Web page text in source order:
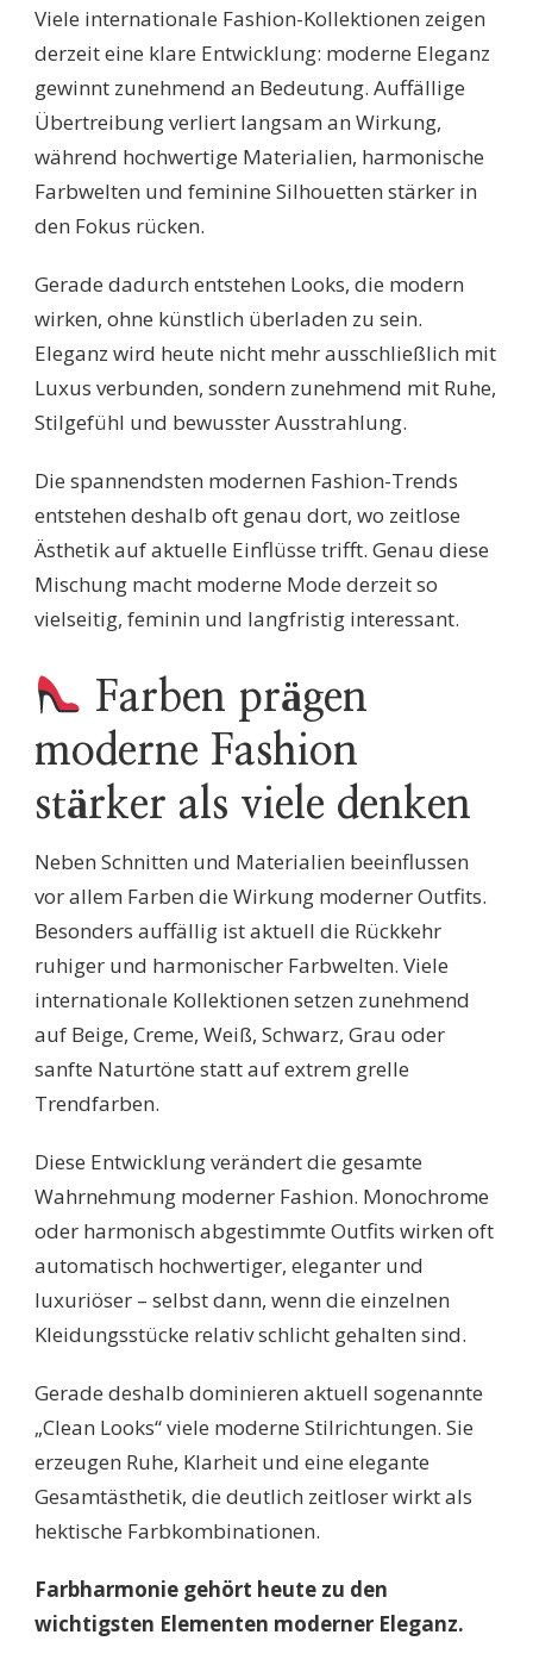
Viele internationale Fashion-Kollektionen zeigen
derzeit eine klare Entwicklung: moderne Eleganz
gewinnt zunehmend an Bedeutung. Auffällige
Übertreibung verliert langsam an Wirkung,
während hochwertige Materialien, harmonische
Farbwelten und feminine Silhouetten stärker in
den Fokus rücken.
Gerade dadurch entstehen Looks, die modern
wirken, ohne künstlich überladen zu sein.
Eleganz wird heute nicht mehr ausschließlich mit
Luxus verbunden, sondern zunehmend mit Ruhe,
Stilgefühl und bewusster Ausstrahlung.
Die spannendsten modernen Fashion-Trends
entstehen deshalb oft genau dort, wo zeitlose
Ästhetik auf aktuelle Einflüsse trifft. Genau diese
Mischung macht moderne Mode derzeit so
vielseitig, feminin und langfristig interessant.
Farben prägen
moderne Fashion
stärker als viele denken
Neben Schnitten und Materialien beeinflussen
vor allem Farben die Wirkung moderner Outfits.
Besonders auffällig ist aktuell die Rückkehr
ruhiger und harmonischer Farbwelten. Viele
internationale Kollektionen setzen zunehmend
auf Beige, Creme, Weiß, Schwarz, Grau oder
sanfte Naturtöne statt auf extrem grelle
Trendfarben.
Diese Entwicklung verändert die gesamte
Wahrnehmung moderner Fashion. Monochrome
oder harmonisch abgestimmte Outfits wirken oft
automatisch hochwertiger, eleganter und
luxuriöser – selbst dann, wenn die einzelnen
Kleidungsstücke relativ schlicht gehalten sind.
Gerade deshalb dominieren aktuell sogenannte
„Clean Looks“ viele moderne Stilrichtungen. Sie
erzeugen Ruhe, Klarheit und eine elegante
Gesamtästhetik, die deutlich zeitloser wirkt als
hektische Farbkombinationen.
Farbharmonie gehört heute zu den
wichtigsten Elementen moderner Eleganz.